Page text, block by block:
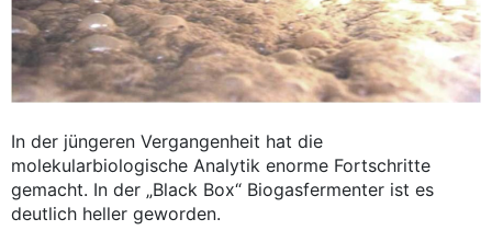
In der jüngeren Vergangenheit hat die
molekularbiologische Analytik enorme Fortschritte
gemacht. In der „Black Box“ Biogasfermenter ist es
deutlich heller geworden.